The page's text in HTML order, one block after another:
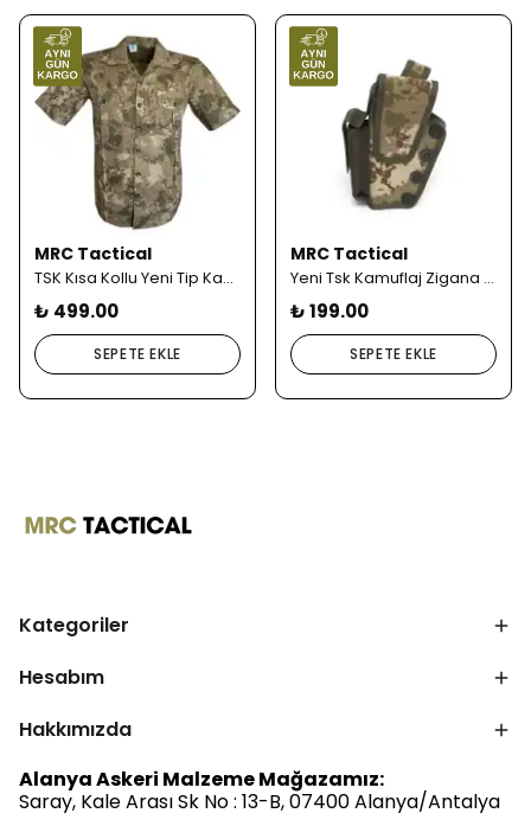
MRC Tactical
TSK Kısa Kollu Yeni Tip Kamuflaj Gömlek
₺ 499.00
SEPETE EKLE
MRC Tactical
Yeni Tsk Kamuflaj Zigana Tabanca Kılıfı
₺ 199.00
SEPETE EKLE
Kategoriler
Hesabım
Hakkımızda
Alanya Askeri Malzeme Mağazamız:
Saray, Kale Arası Sk No : 13-B, 07400 Alanya/Antalya